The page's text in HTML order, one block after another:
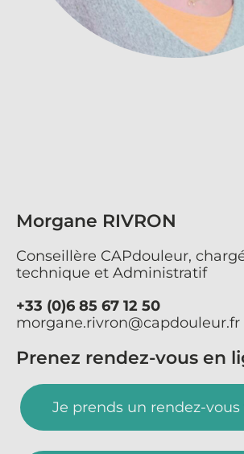
Morgane RIVRON
Conseillère CAPdouleur,
technique et Administratif
+33 (0)6 85 67 12 50
morgane.rivron@capdouleur.fr
Prenez rendez-vous en
Je prends un rendez-vous